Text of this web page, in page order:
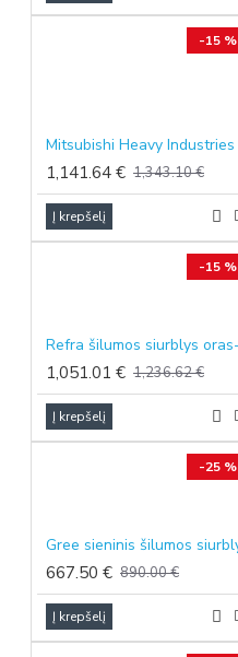
-15 %
1,141.64 € 1,343.10 €
Į krepšelį
-15 %
1,051.01 € 1,236.62 €
Į krepšelį
-25 %
667.50 € 890.00 €
Į krepšelį